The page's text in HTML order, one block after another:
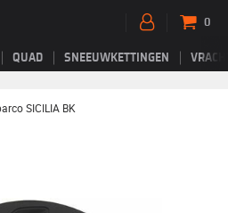
QUAD SNEEUWKETTINGEN
0
SICILIA BK